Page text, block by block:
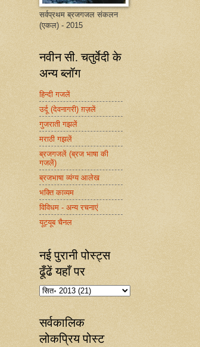
सर्वप्रथम ब्रजगजल संकलन
(एकल) - 2015
नवीन सी. चतुर्वेदी के
अन्य ब्लॉग
हिन्दी गजलें
उर्दू (देवनागरी) ग़ज़लें
गुजराती गझलें
मराठी गझलें
ब्रजगजलें (ब्रज भाषा की
गजलें)
ब्रजभाषा व्यंग्य आलेख
भक्ति काव्यम
विविधम - अन्य रचनाएं
यूट्यूब चैनल
नई पुरानी पोस्ट्स
ढूँढें यहाँ पर
सर्वकालिक
लोकप्रिय पोस्ट